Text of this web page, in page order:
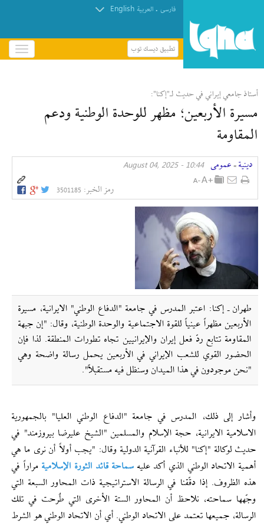
فارسی . العربیة English
تطبيق ديسك توب
باز
و
أستاذ جامعي إیراني في حديث لـ"إکنا":
مسيرة الأربعين؛ مظهر للوحدة الوطنية ودعم
المقاومة
دينية » عمومی 10:44 - August 04, 2025
رمز الخبر: 3501185
طهران ـ إکنا: اعتبر المدرس في جامعة "الدفاع الوطني" الایرانیة، مسيرة
الأربعين مظهراً عينياً للقوة الاجتماعية والوحدة الوطنية، وقال: "إن جبهة
المقاومة تتابع ردّ فعل إيران والإيرانيين تجاه تطورات المنطقة. لذا فإن
الحضور القوي للشعب الإيراني في الأربعين يحمل رسالة واضحة وهي
"نحن موجودون في هذا الميدان وسنظل فيه مستقبلاً".
وأشار إلى ذلك، المدرس في جامعة "الدفاع الوطني العليا" بالجمهورية
الاسلامية الايرانية، حجة الإسلام والمسلمين "الشيخ عليرضا بيروزمند" في
حديث لوكالة "إكنا" للأنباء القرآنية الدولية وقال: "يجب أولاً أن نرى ما هي
أهمية الاتحاد الوطني الذي أكد عليه سماحة قائد الثورة الإسلاميةمراراً في
هذه الظروف. إذا دقّقنا في الرسالة الاستراتيجية ذات المحاور السبعة التي
وجّهها سماحته، نلاحظ أن المحاور الستة الأخرى التي طُرحت في تلك
الرسالة، جميعها تعتمد على الاتحاد الوطني. أي أن الاتحاد الوطني هو الشرط